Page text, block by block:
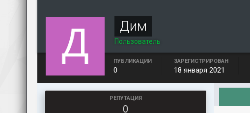
Дим
Пользователь
ПУБЛИКАЦИИ
0
ЗАРЕГИСТРИРОВАН
18 января 2021
РЕПУТАЦИЯ
0